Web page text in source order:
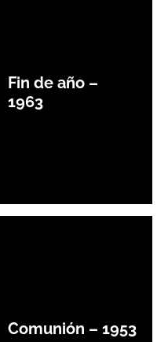
Fin de año –
1963
Comunión – 1953